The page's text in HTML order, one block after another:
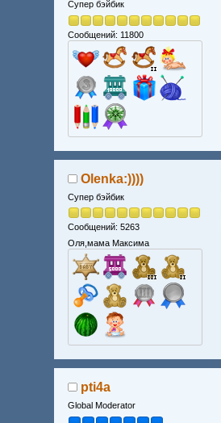
Супер бэйбик
Сообщений: 11800
Olenka:))))
Супер бэйбик
Сообщений: 5263
Оля,мама Максима
pti4a
Global Moderator